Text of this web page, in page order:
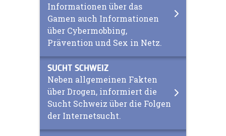
Informationen über das
Gamen auch Informationen
über Cybermobbing,
Prävention und Sex in Netz.
SUCHT SCHWEIZ
Neben allgemeinen Fakten
über Drogen, informiert die
Sucht Schweiz über die Folgen
der Internetsucht.